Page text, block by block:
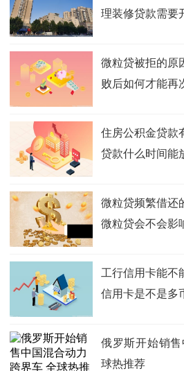
理装修贷款需要
微粒贷被拒的原
败后如何才能再
住房公积金贷款
贷款什么时间能
微粒贷频繁借还
微粒贷会不会影
工行信用卡能不
信用卡是不是多
俄罗斯开始销
球热推荐